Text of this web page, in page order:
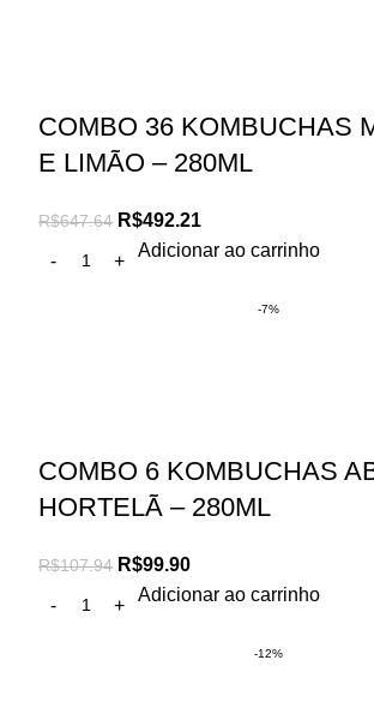
COMBO 36 KOMBUCHAS
E LIMÃO – 280ML
R$647.64 R$492.21
Adicionar ao carrinho
-7%
COMBO 6 KOMBUCHAS
HORTELÃ – 280ML
R$107.94 R$99.90
Adicionar ao carrinho
-12%